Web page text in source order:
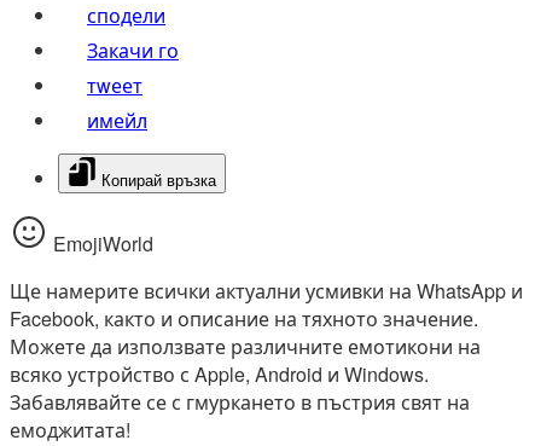
сподели
Закачи го
тwеет
имейл
Копирай връзка
EmojiWorld
Ще намерите всички актуални усмивки на WhatsApp и
Facebook, както и описание на тяхното значение.
Можете да използвате различните емотикони на
всяко устройство с Apple, Android и Windows.
Забавлявайте се с гмуркането в пъстрия свят на
емоджитата!